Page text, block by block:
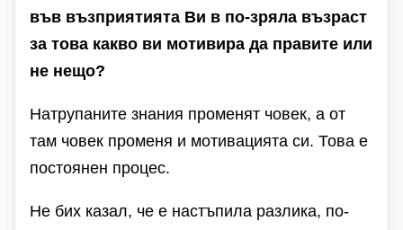
във възприятията Ви в по-зряла възраст
за това какво ви мотивира да правите или
не нещо?
Натрупаните знания променят човек, а от
там човек променя и мотивацията си. Това е
постоянен процес.
Не бих казал, че е настъпила разлика, по-